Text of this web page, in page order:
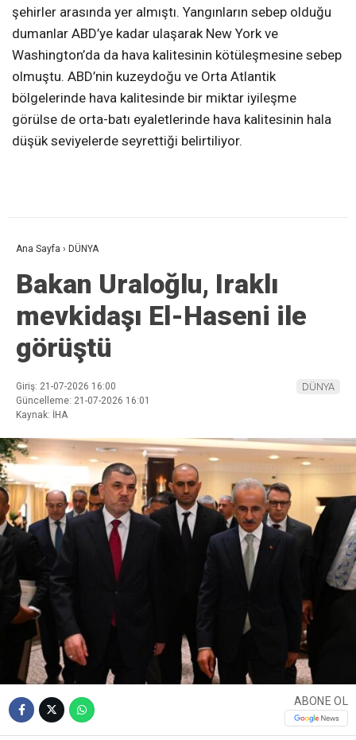
şehirler arasında yer almıştı. Yangınların sebep olduğu
dumanlar ABD’ye kadar ulaşarak New York ve
Washington’da da hava kalitesinin kötüleşmesine sebep
olmuştu. ABD’nin kuzeydoğu ve Orta Atlantik
bölgelerinde hava kalitesinde bir miktar iyileşme
görülse de orta-batı eyaletlerinde hava kalitesinin hala
düşük seviyelerde seyrettiği belirtiliyor.
Ana Sayfa › DÜNYA
Bakan Uraloğlu, Iraklı
mevkidaşı El-Haseni ile
görüştü
Giriş: 21-07-2026 16:00
Güncelleme: 21-07-2026 16:01
Kaynak: İHA
DÜNYA
ABONE OL